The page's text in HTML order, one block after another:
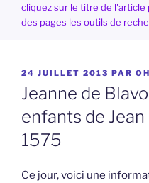
cliquez sur le titre de l'article
des pages les outils de
PUBLIÉ
LE
24 JUILLET 2013 PAR OH
Jeanne de
enfants de
1575
Ce jour, voici une